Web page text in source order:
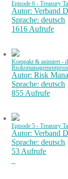
Episode 6 - Treasury
Autor: Verband
Sprache: deutsch
1616 Aufrufe
Kompakt & animiert -
Autor: Risk
Sprache: deutsch
855 Aufrufe
Episode 5 - Treasury
Autor: Verband
Sprache: deutsch
53 Aufrufe